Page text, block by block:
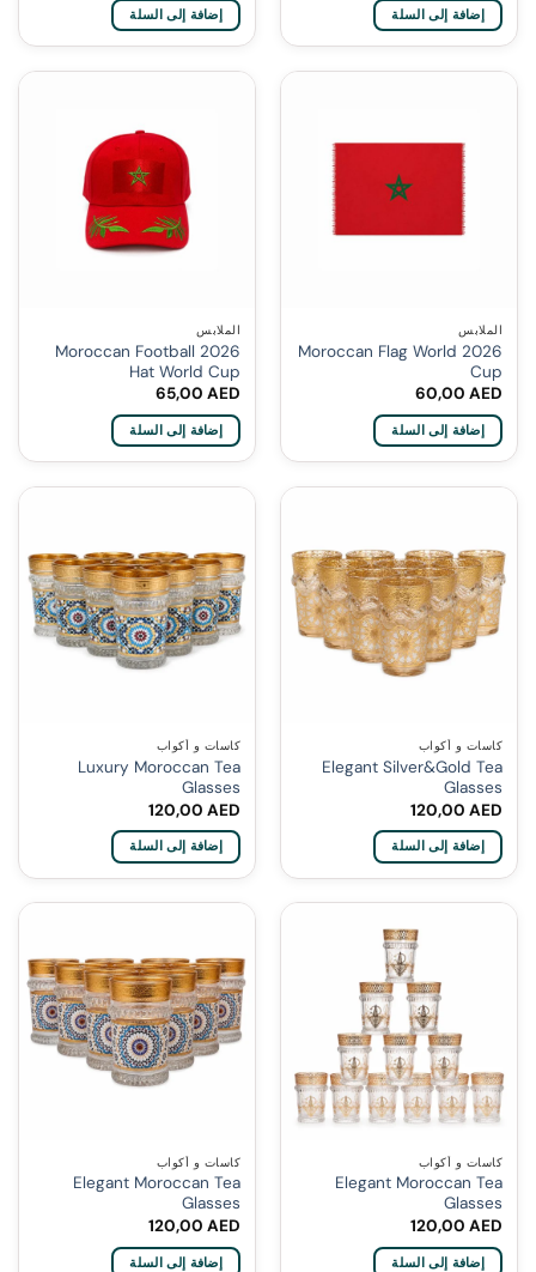
إضافة إلى السلة إضافة إلى السلة
الملابس
2026 Moroccan Flag World
Cup
60,00AED
إضافة إلى السلة
الملابس
2026 Moroccan Football
Hat World Cup
65,00AED
إضافة إلى السلة
كاسات و أكواب
Elegant Silver&Gold Tea
Glasses
120,00AED
إضافة إلى السلة
كاسات و أكواب
Luxury Moroccan Tea
Glasses
120,00AED
إضافة إلى السلة
كاسات و أكواب
Elegant Moroccan Tea
Glasses
120,00AED
إضافة إلى السلة
كاسات و أكواب
Elegant Moroccan Tea
Glasses
120,00AED
إضافة إلى السلة